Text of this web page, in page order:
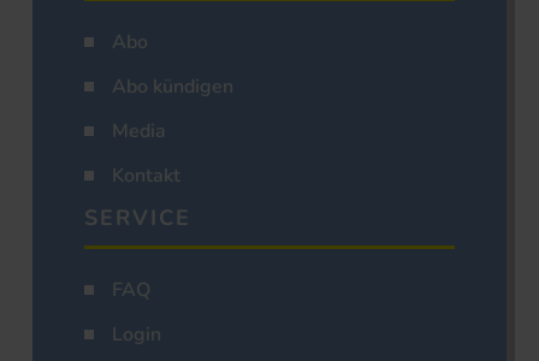
Abo
Abo kündigen
Media
Kontakt
SERVICE
FAQ
Login